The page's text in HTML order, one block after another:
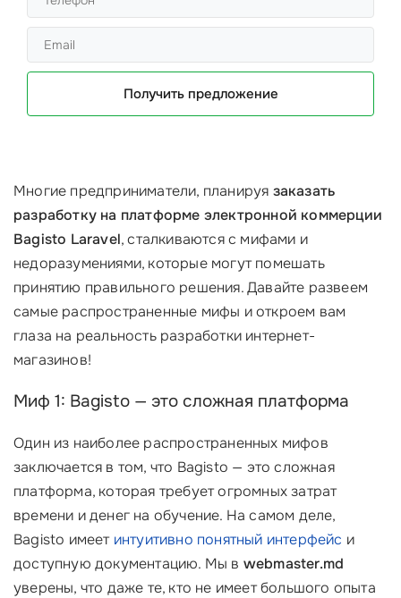
Получить предложение
Многие предприниматели, планируя заказать
разработку на платформе электронной коммерции
Bagisto Laravel, сталкиваются с мифами и
недоразумениями, которые могут помешать
принятию правильного решения. Давайте развеем
самые распространенные мифы и откроем вам
глаза на реальность разработки интернет-
магазинов!
Миф 1: Bagisto — это сложная платформа
Один из наиболее распространенных мифов
заключается в том, что Bagisto — это сложная
платформа, которая требует огромных затрат
времени и денег на обучение. На самом деле,
Bagisto имеет интуитивно понятный интерфейс и
доступную документацию. Мы в webmaster.md
уверены, что даже те, кто не имеет большого опыта